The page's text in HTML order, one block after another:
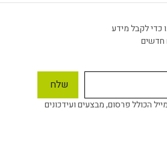
כדי לקבל מידע
חדשים
הכולל פרסום, מבצעים ועידכונים